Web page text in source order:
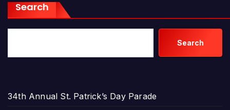
Search
Search
34th Annual St. Patrick’s Day Parade